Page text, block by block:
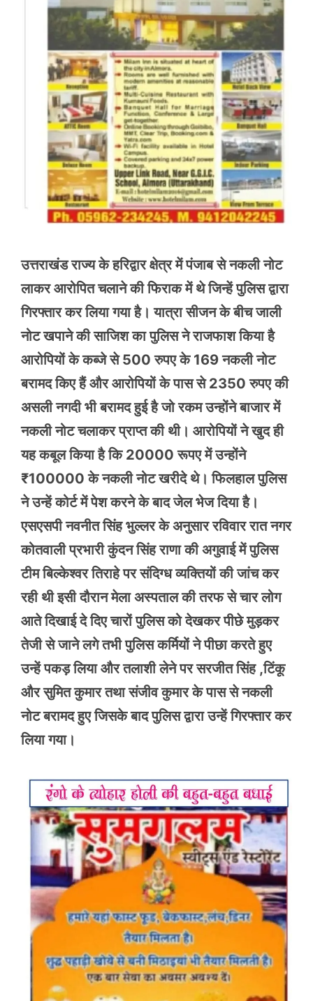
उत्तराखंड राज्य के हरिद्वार क्षेत्र में पंजाब से नकली नोट
लाकर आरोपित चलाने की फिराक में थे जिन्हें पुलिस द्वारा
गिरफ्तार कर लिया गया है। यात्रा सीजन के बीच जाली
नोट खपाने की साजिश का पुलिस ने राजफाश किया है
आरोपियों के कब्जे से 500 रुपए के 169 नकली नोट
बरामद किए हैं और आरोपियों के पास से 2350 रुपए की
असली नगदी भी बरामद हुई है जो रकम उन्होंने बाजार में
नकली नोट चलाकर प्राप्त की थी। आरोपियों ने खुद ही
यह कबूल किया है कि 20000 रूपए में उन्होंने
₹100000 के नकली नोट खरीदे थे। फिलहाल पुलिस
ने उन्हें कोर्ट में पेश करने के बाद जेल भेज दिया है।
एसएसपी नवनीत सिंह भुल्लर के अनुसार रविवार रात नगर
कोतवाली प्रभारी कुंदन सिंह राणा की अगुवाई में पुलिस
टीम बिल्केश्वर तिराहे पर संदिग्ध व्यक्तियों की जांच कर
रही थी इसी दौरान मेला अस्पताल की तरफ से चार लोग
आते दिखाई दे दिए चारों पुलिस को देखकर पीछे मुड़कर
तेजी से जाने लगे तभी पुलिस कर्मियों ने पीछा करते हुए
उन्हें पकड़ लिया और तलाशी लेने पर सरजीत सिंह ,टिंकू
और सुमित कुमार तथा संजीव कुमार के पास से नकली
नोट बरामद हुए जिसके बाद पुलिस द्वारा उन्हें गिरफ्तार कर
लिया गया।